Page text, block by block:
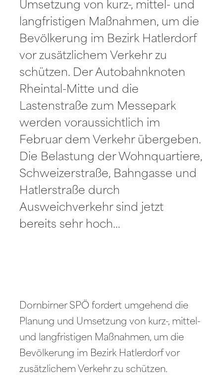
Umsetzung von kurz-, mittel- und
langfristigen Maßnahmen, um die
Bevölkerung im Bezirk Hatlerdorf
vor zusätzlichem Verkehr zu
schützen. Der Autobahnknoten
Rheintal-Mitte und die
Lastenstraße zum Messepark
werden voraussichtlich im
Februar dem Verkehr übergeben.
Die Belastung der Wohnquartiere,
Schweizerstraße, Bahngasse und
Hatlerstraße durch
Ausweichverkehr sind jetzt
bereits sehr hoch…
Dornbirner SPÖ fordert umgehend die
Planung und Umsetzung von kurz-, mittel-
und langfristigen Maßnahmen, um die
Bevölkerung im Bezirk Hatlerdorf vor
zusätzlichem Verkehr zu schützen.